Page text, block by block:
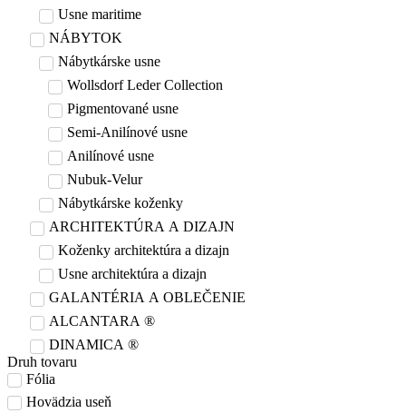
Usne maritime
NÁBYTOK
Nábytkárske usne
Wollsdorf Leder Collection
Pigmentované usne
Semi-Anilínové usne
Anilínové usne
Nubuk-Velur
Nábytkárske koženky
ARCHITEKTÚRA A DIZAJN
Koženky architektúra a dizajn
Usne architektúra a dizajn
GALANTÉRIA A OBLEČENIE
ALCANTARA ®
DINAMICA ®
Druh tovaru
Fólia
Hovädzia useň